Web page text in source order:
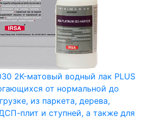
2K-матовый водный лак PLUS
от нормальной до
из паркета, дерева,
плит и ступней, а также для